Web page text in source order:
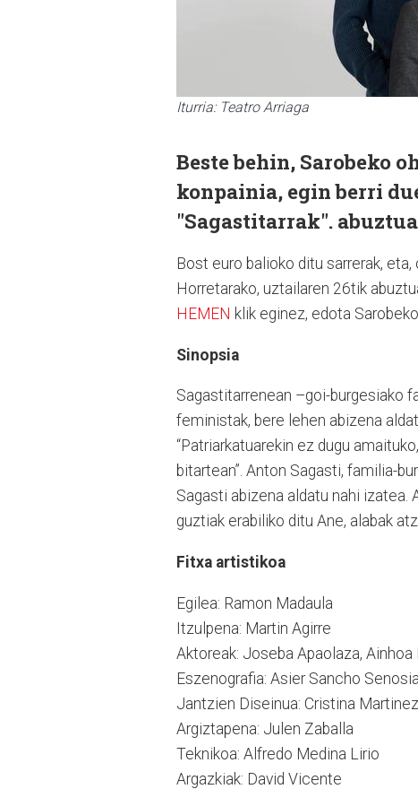
Iturria: Teatro Arriaga
Beste behin, Sarobeko
konpainia, egin berri
"Sagastitarrak".
Bost euro balioko ditu sarrerak,
Horretarako, uztailaren 26tik
HEMEN klik eginez, edota
Sinopsia
Sagastitarrenean –goi-burgesiako
feministak, bere lehen abizena
“Patriarkatuarekin ez dugu
bitartean”. Anton Sagasti, familia-
Sagasti abizena aldatu nahi izatea.
guztiak erabiliko ditu Ane, alabak
Fitxa artistikoa
Egilea: Ramon Madaula
Itzulpena: Martin Agirre
Aktoreak: Joseba Apaolaza,
Eszenografia: Asier Sancho
Jantzien Diseinua: Cristina Martinez
Argiztapena: Julen Zaballa
Teknikoa: Alfredo Medina Lirio
Argazkiak: David Vicente